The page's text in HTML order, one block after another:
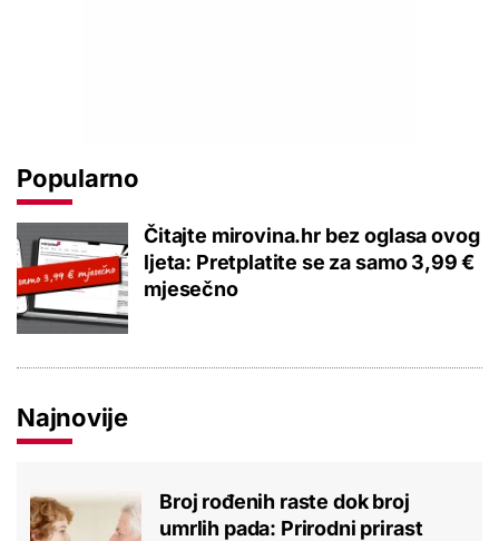
Popularno
Čitajte mirovina.hr bez oglasa ovog
ljeta: Pretplatite se za samo 3,99 €
mjesečno
Najnovije
Broj rođenih raste dok broj
umrlih pada: Prirodni prirast